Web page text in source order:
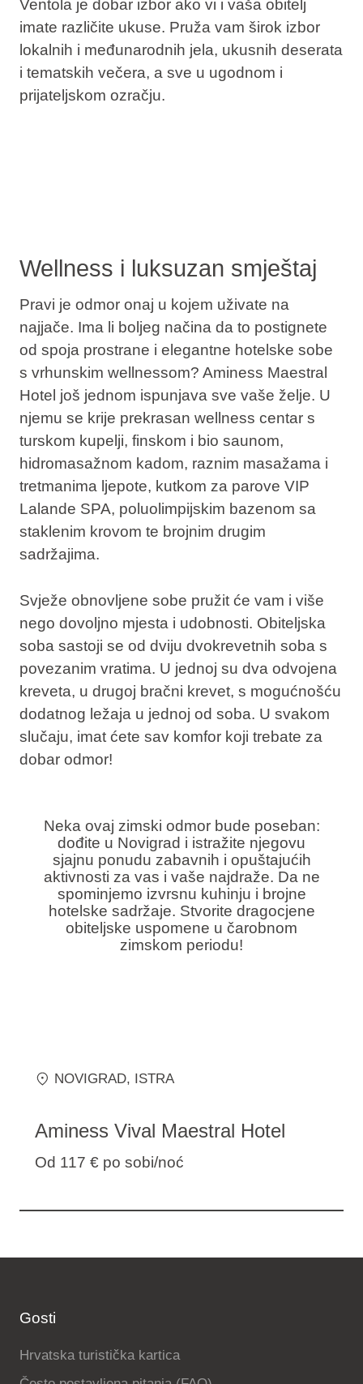
Ventola je dobar izbor ako vi i vaša obitelj
imate različite ukuse. Pruža vam širok izbor
lokalnih i međunarodnih jela, ukusnih deserata
i tematskih večera, a sve u ugodnom i
prijateljskom ozračju.
Wellness i luksuzan smještaj
Pravi je odmor onaj u kojem uživate na
najjače. Ima li boljeg načina da to postignete
od spoja prostrane i elegantne hotelske sobe
s vrhunskim wellnessom? Aminess Maestral
Hotel još jednom ispunjava sve vaše želje. U
njemu se krije prekrasan wellness centar s
turskom kupelji, finskom i bio saunom,
hidromasažnom kadom, raznim masažama i
tretmanima ljepote, kutkom za parove VIP
Lalande SPA, poluolimpijskim bazenom sa
staklenim krovom te brojnim drugim
sadržajima.
Svježe obnovljene sobe pružit će vam i više
nego dovoljno mjesta i udobnosti. Obiteljska
soba sastoji se od dviju dvokrevetnih soba s
povezanim vratima. U jednoj su dva odvojena
kreveta, u drugoj bračni krevet, s mogućnošću
dodatnog ležaja u jednoj od soba. U svakom
slučaju, imat ćete sav komfor koji trebate za
dobar odmor!
Neka ovaj zimski odmor bude poseban:
dođite u Novigrad i istražite njegovu
sjajnu ponudu zabavnih i opuštajućih
aktivnosti za vas i vaše najdraže. Da ne
spominjemo izvrsnu kuhinju i brojne
hotelske sadržaje. Stvorite dragocjene
obiteljske uspomene u čarobnom
zimskom periodu!
NOVIGRAD, ISTRA
Aminess Vival Maestral Hotel
Od 117 € po sobi/noć
Gosti
Hrvatska turistička kartica